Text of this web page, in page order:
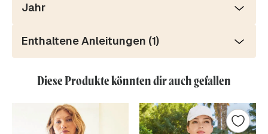
Jahr
Enthaltene Anleitungen (1)
Diese Produkte könnten dir auch gefallen